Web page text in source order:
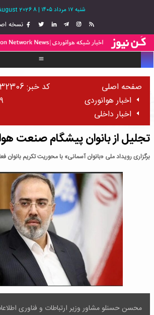
شنبه ۱۷ مرداد ۱۴۰۵ |
8 August 2026
نسخه
صفحه اصلی
اخبار هوانوردی
اخبار داخلی
کد خبر: 32306
تجلیل از بانوان پیشگام صنعت
برگزاری رویداد ملی «بانوان آسمانی» با محوریت تکریم بانوان
محسن حسنلو مشاور وزیر ارتباطات‌ و فناوری